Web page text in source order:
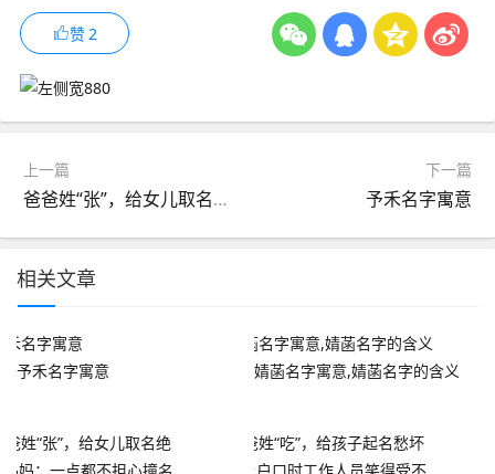
赞2
上一篇
爸爸姓“张”，给女儿取名绝了，妈妈：一点都不担心撞名
下一篇
予禾名字寓意
相关文章
予禾名字寓意 婧菡名字寓意,婧菡名字的含义